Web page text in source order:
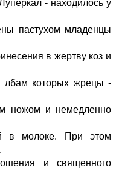
- находилось у
пастухом младенцы
в жертву коз и
лбам которых жрецы -
ножом и немедленно
в молоке. При этом
и священного